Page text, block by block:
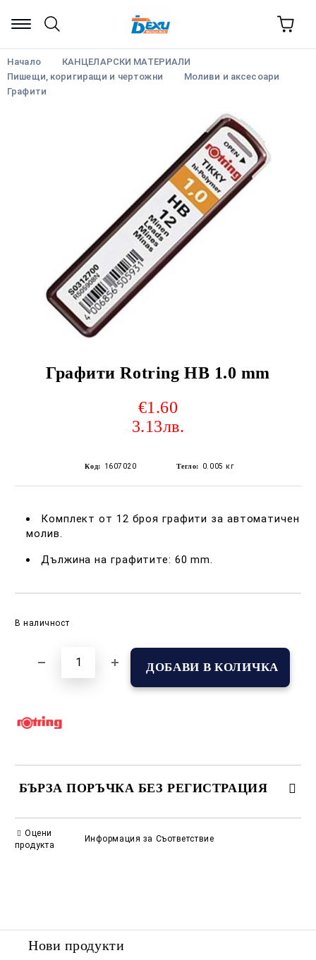
Начало
КАНЦЕЛАРСКИ МАТЕРИАЛИ
Пишещи, коригиращи и чертожни
Моливи и аксесоари
Графити
Графити Rotring HB 1.0 mm
€1.60
3.13лв.
Код: 1607020 Тегло: 0.005 кг
Комплект от 12 броя графити за автоматичен
молив.
Дължина на графитите: 60 mm.
В наличност
БЪРЗА ПОРЪЧКА БЕЗ РЕГИСТРАЦИЯ
Оцени
продукта
Информация за Съответствие
Нови продукти